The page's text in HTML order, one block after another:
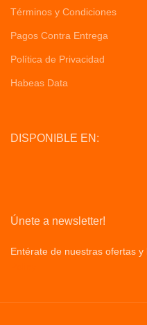
Términos y Condiciones
Pagos Contra Entrega
Política de Privacidad
Habeas Data
DISPONIBLE EN:
Únete a newsletter!
Entérate de nuestras ofertas